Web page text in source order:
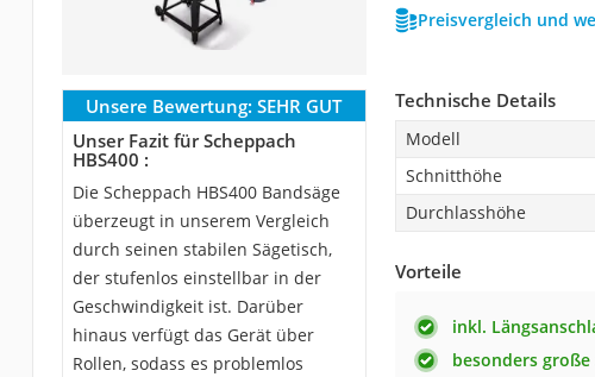
Preisvergleich und
Unsere Bewertung: SEHR GUT
Unser Fazit für Scheppach
HBS400 :
Die Scheppach HBS400 Bandsäge
überzeugt in unserem Vergleich
durch seinen stabilen Sägetisch,
der stufenlos einstellbar in der
Geschwindigkeit ist. Darüber
hinaus verfügt das Gerät über
Rollen, sodass es problemlos
Technische Details
Modell
Schnitthöhe
Durchlasshöhe
Vorteile
inkl.
besonders